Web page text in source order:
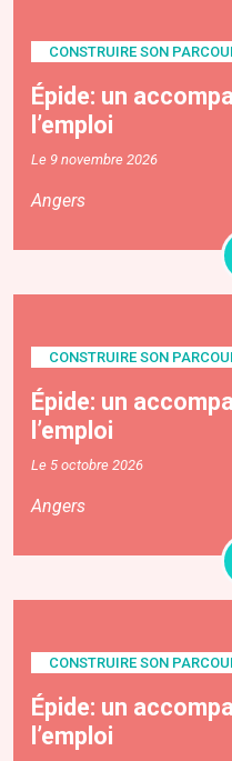
CONSTRUIRE SON
Épide: un
l’emploi
Le 9 novembre 2026
Angers
CONSTRUIRE SON
Épide: un
l’emploi
Le 5 octobre 2026
Angers
CONSTRUIRE SON
Épide: un
l’emploi